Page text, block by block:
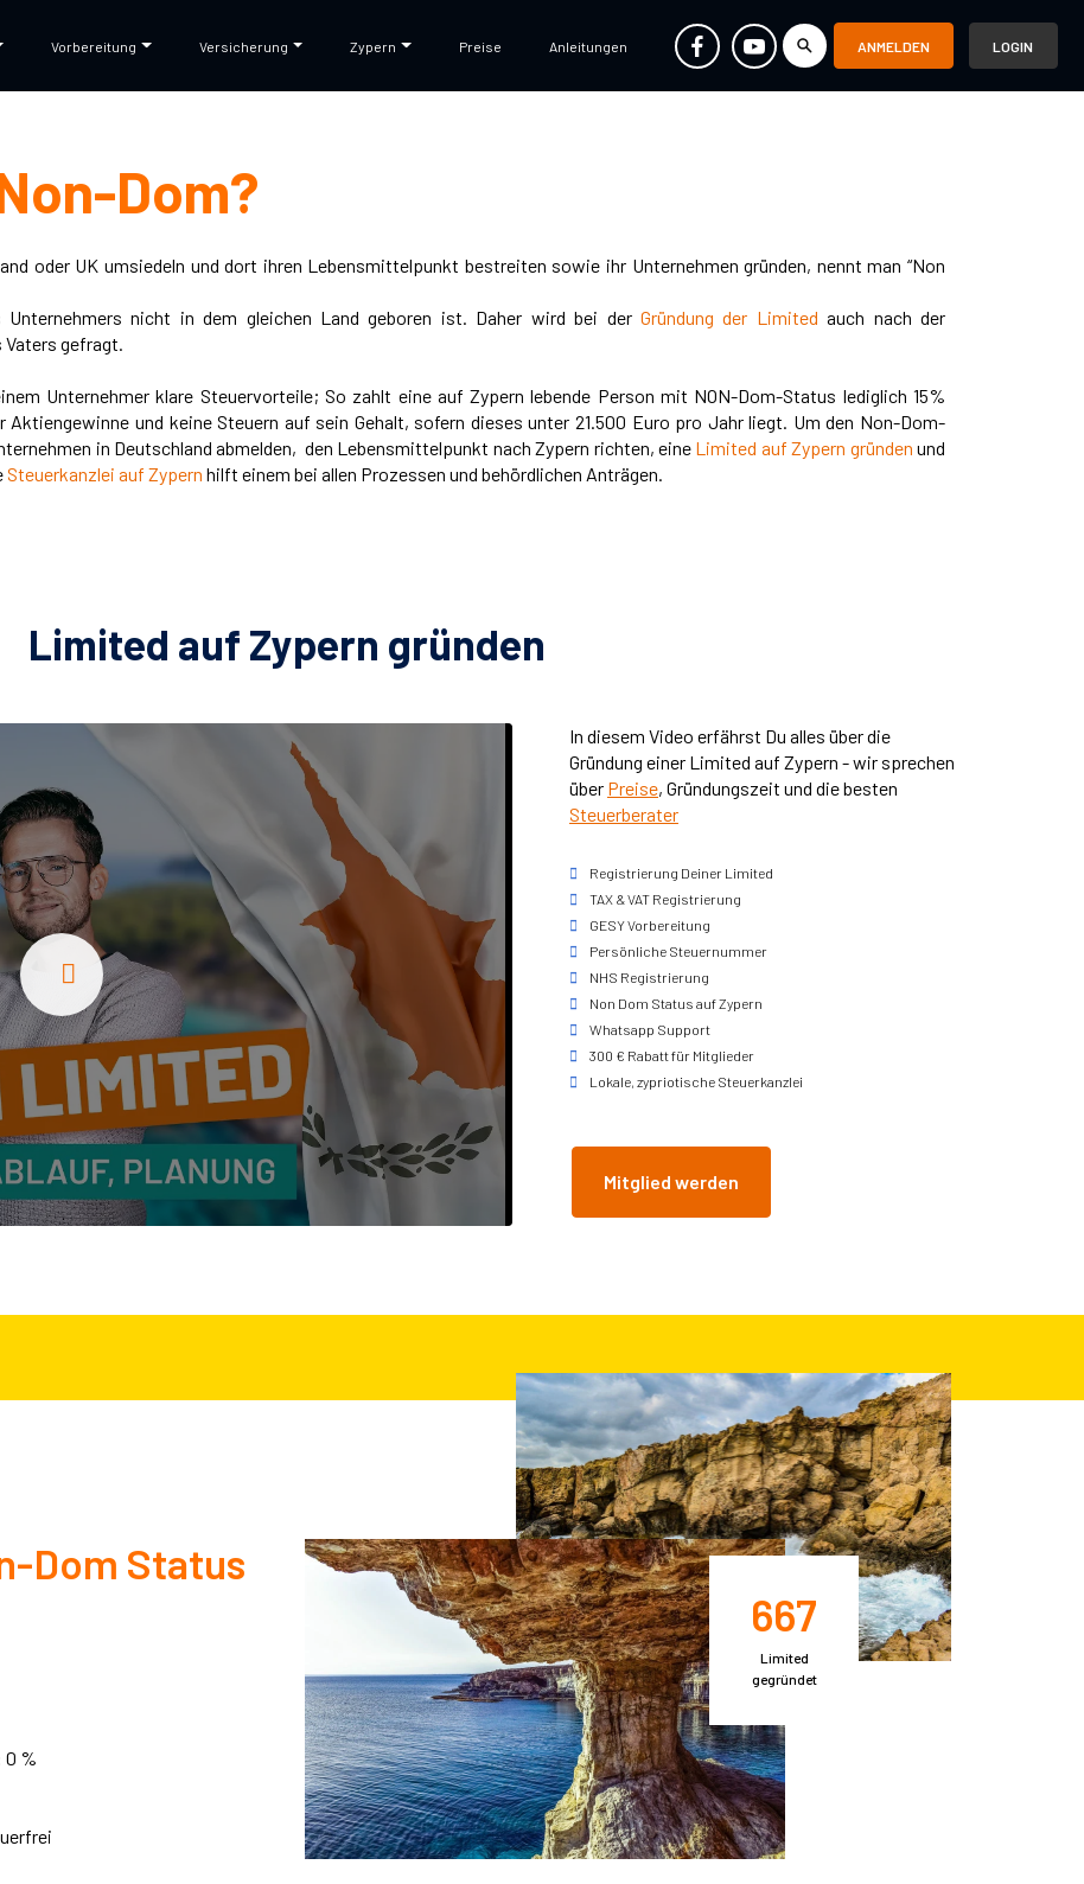
Vorbereitung Versicherung Zypern Preise Anleitungen ANMELDEN LOGIN
Dom?
oder UK umsiedeln und dort ihren Lebensmittelpunkt bestreiten sowie ihr Unternehmen gründen, nennt man “Non
nicht in dem gleichen Land geboren ist. Daher wird bei der Gründung der Limited auch nach der
Vaters gefragt.
Unternehmer klare Steuervorteile; So zahlt eine auf Zypern lebende Person mit NON-Dom-Status lediglich 15%
und keine Steuern auf sein Gehalt, sofern dieses unter 21.500 Euro pro Jahr liegt. Um den Non-Dom-
in Deutschland abmelden, den Lebensmittelpunkt nach Zypern richten, eine Limited auf Zypern gründen und
Steuerkanzlei auf Zypern hilft einem bei allen Prozessen und behördlichen Anträgen.
Limited auf Zypern gründen
In diesem Video erfährst Du alles über die
Gründung einer Limited auf Zypern - wir sprechen
über Preise, Gründungszeit und die besten
Steuerberater
Registrierung Deiner Limited
TAX & VAT Registrierung
GESY Vorbereitung
Persönliche Steuernummer
NHS Registrierung
Non Dom Status auf Zypern
Whatsapp Support
300 € Rabatt für Mitglieder
Lokale, zypriotische Steuerkanzlei
Mitglied werden
667
Limited
gegründet
Dom Status
0 %